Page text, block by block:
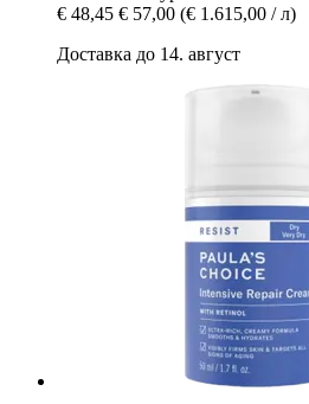
€ 48,45 € 57,00 (€ 1.615,00 / л)
Доставка до 14. август